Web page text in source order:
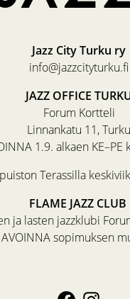
Jazz City Turku ry
info@jazzcityturku.fi
JAZZ OFFICE
Forum Kortteli
Linnankatu 11, Turku
1.9. alkaen KE–PE
Terassilla
FLAME JAZZ CLUB
ja lasten jazzklubi
AVOINNA sopimuksen